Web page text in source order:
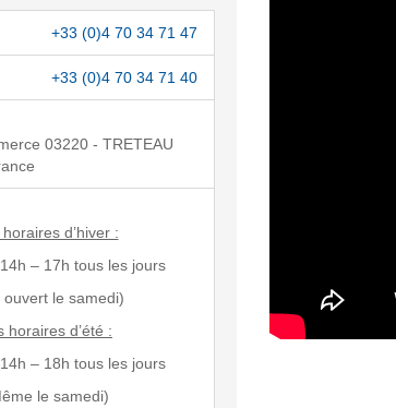
+33 (0)4 70 34 71 47
+33 (0)4 70 34 71 40
03220 - TRETEAU
d’hiver :
– 17h tous les jours
ouvert le samedi)
horaires d’été :
– 18h tous les jours
le samedi)